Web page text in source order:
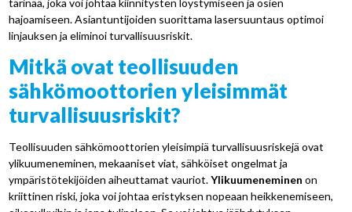
tärinää, joka voi johtaa kiinnitysten löystymiseen ja osien
hajoamiseen. Asiantuntijoiden suorittama lasersuuntaus optimoi
linjauksen ja eliminoi turvallisuusriskit.
Mitkä ovat teollisuuden
sähkömoottorien yleisimmät
turvallisuusriskit?
Teollisuuden sähkömoottorien yleisimpiä turvallisuusriskejä ovat
ylikuumeneminen, mekaaniset viat, sähköiset ongelmat ja
ympäristötekijöiden aiheuttamat vauriot.Ylikuumeneminen on
kriittinen riski, joka voi johtaa eristyksen nopeaan heikkenemiseen,